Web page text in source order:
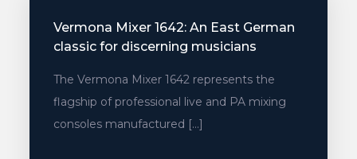
Vermona Mixer 1642: An East German
classic for discerning musicians
The Vermona Mixer 1642 represents the
flagship of professional live and PA mixing
consoles manufactured […]